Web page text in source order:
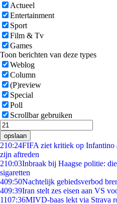
Actueel
Entertainment
Sport
Film & Tv
Games
Toon berichten van deze types
Weblog
Column
(P)review
Special
Poll
Scrollbar gebruiken
opslaan
210:24FIFA ziet kritiek op Infantino
zijn aftreden
210:03Inbraak bij Haagse politie:
sigaretten
409:50Nachtelijk gebiedsverbod
409:39Iran stelt zes eisen aan VS
1107:36MIVD-baas lekt via Strava